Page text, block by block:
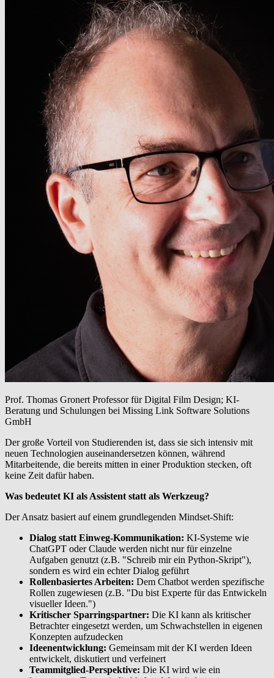
Prof. Thomas Gronert Professor für Digital Film Design; KI-
Beratung und Schulungen bei Missing Link Software Solutions
GmbH
Der große Vorteil von Studierenden ist, dass sie sich intensiv mit
neuen Technologien auseinandersetzen können, während
Mitarbeitende, die bereits mitten in einer Produktion stecken, oft
keine Zeit dafür haben.
Was bedeutet KI als Assistent statt als Werkzeug?
Der Ansatz basiert auf einem grundlegenden Mindset-Shift:
Dialog statt Einweg-Kommunikation: KI-Systeme wie
ChatGPT oder Claude werden nicht nur für einzelne
Aufgaben genutzt (z.B. "Schreib mir ein Python-Skript"),
sondern es wird ein echter Dialog geführt
Rollenbasiertes Arbeiten: Dem Chatbot werden spezifische
Rollen zugewiesen (z.B. "Du bist Experte für das Entwickeln
visueller Ideen.")
Kritischer Sparringspartner: Die KI kann als kritischer
Betrachter eingesetzt werden, um Schwachstellen in eigenen
Konzepten aufzudecken
Ideenentwicklung: Gemeinsam mit der KI werden Ideen
entwickelt, diskutiert und verfeinert
Teammitglied-Perspektive: Die KI wird wie ein